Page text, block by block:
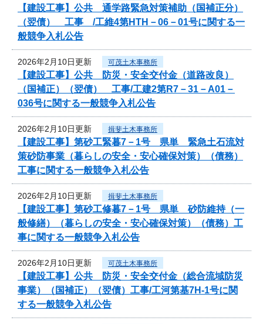
【建設工事】公共 通学路緊急対策補助（国補正分）
（翌債） 工事 /工維4第HTH－06－01号に関する一
般競争入札公告
2026年2月10日更新 可茂土木事務所
【建設工事】公共 防災・安全交付金（道路改良）
（国補正）（翌債） 工事/工建2第R7－31－A01－
036号に関する一般競争入札公告
2026年2月10日更新 揖斐土木事務所
【建設工事】第砂工緊暮7－1号 県単 緊急土石流対
策砂防事業（暮らしの安全・安心確保対策）（債務）
工事に関する一般競争入札公告
2026年2月10日更新 揖斐土木事務所
【建設工事】第砂工修暮7－1号 県単 砂防維持（一
般修繕）（暮らしの安全・安心確保対策）（債務）工
事に関する一般競争入札公告
2026年2月10日更新 可茂土木事務所
【建設工事】公共 防災・安全交付金（総合流域防災
事業）（国補正）（翌債）工事/工河第基7H-1号に関
する一般競争入札公告